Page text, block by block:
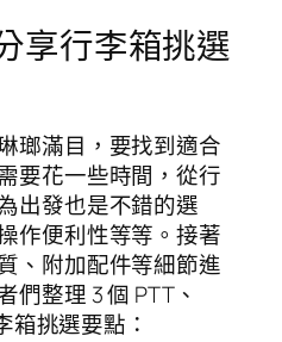
享行李箱挑選
瑯滿目，要找到適合
要花一些時間，從行
出發也是不錯的選
作便利性等等。接著
、附加配件等細節進
們整理 3 個 PTT、
箱挑選要點：